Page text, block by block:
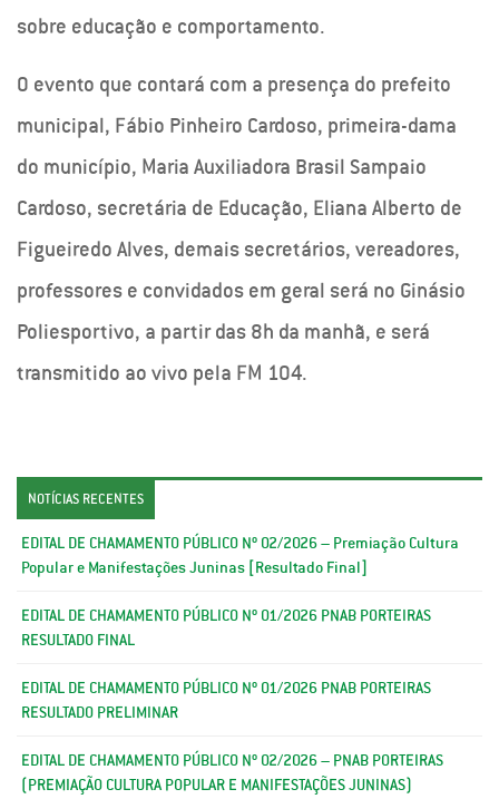
sobre educação e comportamento.
O evento que contará com a presença do prefeito
municipal, Fábio Pinheiro Cardoso, primeira-dama
do município, Maria Auxiliadora Brasil Sampaio
Cardoso, secretária de Educação, Eliana Alberto de
Figueiredo Alves, demais secretários, vereadores,
professores e convidados em geral será no Ginásio
Poliesportivo, a partir das 8h da manhã, e será
transmitido ao vivo pela FM 104.
NOTÍCIAS RECENTES
EDITAL DE CHAMAMENTO PÚBLICO Nº 02/2026 – Premiação Cultura
Popular e Manifestações Juninas [Resultado Final]
EDITAL DE CHAMAMENTO PÚBLICO Nº 01/2026 PNAB PORTEIRAS
RESULTADO FINAL
EDITAL DE CHAMAMENTO PÚBLICO Nº 01/2026 PNAB PORTEIRAS
RESULTADO PRELIMINAR
EDITAL DE CHAMAMENTO PÚBLICO Nº 02/2026 – PNAB PORTEIRAS
(PREMIAÇÃO CULTURA POPULAR E MANIFESTAÇÕES JUNINAS)